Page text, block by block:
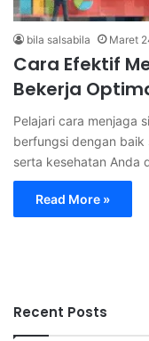
bila salsabila Maret
Cara Efektif
Bekerja
Pelajari cara menjaga
berfungsi dengan
serta kesehatan Anda
Read More »
Recent Posts